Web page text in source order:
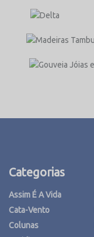
Categorias
Assim É A Vida
Cata-Vento
Colunas